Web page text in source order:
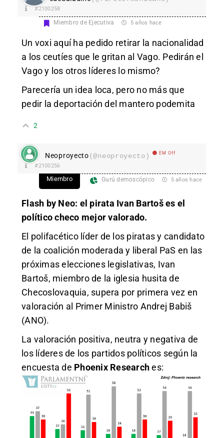
#2100258
Miembro de Ejecutiva 5 años hace
Un voxi aquí ha pedido retirar la nacionalidad
a los ceutíes que le gritan al Vago. Pedirán el
Vago y los otros líderes lo mismo?
Parecería un idea loca, pero no más que
pedir la deportación del mantero podemita
2
Neoproyecto(@neoproyecto) EM Off
#2100256
Miembro Gurú demoscópico 5 años hace
Flash by Neo: el pirata Ivan Bartoš es el
político checo mejor valorado.
El polifacético líder de los piratas y candidato
de la coalición moderada y liberal PaS en las
próximas elecciones legislativas, Ivan
Bartoš, miembro de la iglesia husita de
Checoslovaquia, supera por primera vez en
valoración al Primer Ministro Andrej Babiš
(ANO).
La valoración positiva, neutra y negativa de
los líderes de los partidos políticos según la
encuesta de Phoenix Researches: